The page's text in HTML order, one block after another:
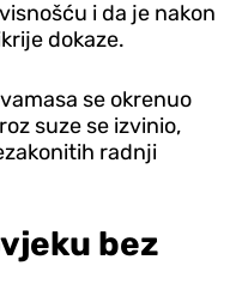
i da je nakon
dokaze.
se okrenuo
suze se izvinio,
radnji
bez